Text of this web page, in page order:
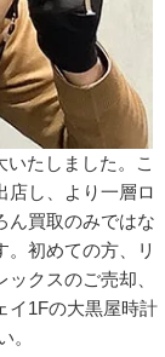
たしました。こ
店し、より一層ロ
ん買取のみではな
。初めての方、リ
クスのご売却、
イ1Fの大黒屋時計
。